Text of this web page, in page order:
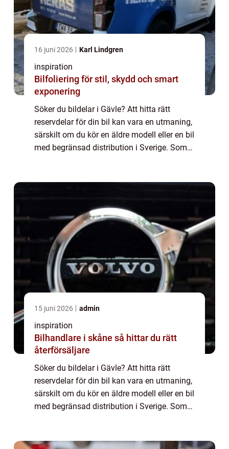
16 juni 2026 Karl Lindgren
inspiration
Bilfoliering för stil, skydd och smart
exponering
Söker du bildelar i Gävle? Att hitta rätt
reservdelar för din bil kan vara en utmaning,
särskilt om du kör en äldre modell eller en bil
med begränsad distribution i Sverige. Som
15 juni 2026 admin
inspiration
Bilhandlare i skåne så hittar du rätt
återförsäljare
Söker du bildelar i Gävle? Att hitta rätt
reservdelar för din bil kan vara en utmaning,
särskilt om du kör en äldre modell eller en bil
med begränsad distribution i Sverige. Som